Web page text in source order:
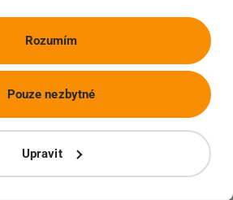
Rozumím
Upravit
Pouze nezbytné